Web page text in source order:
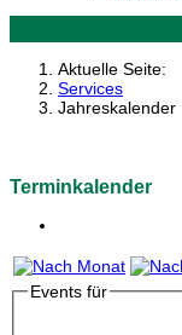
Aktuelle Seite:
Services
Jahreskalender
Terminkalender
Events für